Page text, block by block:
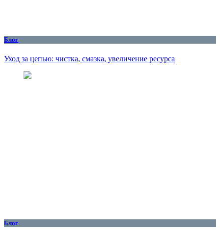
Блог
Уход за цепью: чистка, смазка, увеличение ресурса
Блог